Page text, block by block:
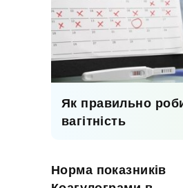
Як правильно
вагітність
Норма показників